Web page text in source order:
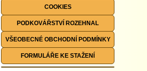
COOKIES
PODKOVÁŘSTVÍ ROZEHNAL
VŠEOBECNÉ OBCHODNÍ PODMÍNKY
FORMULÁŘE KE STAŽENÍ